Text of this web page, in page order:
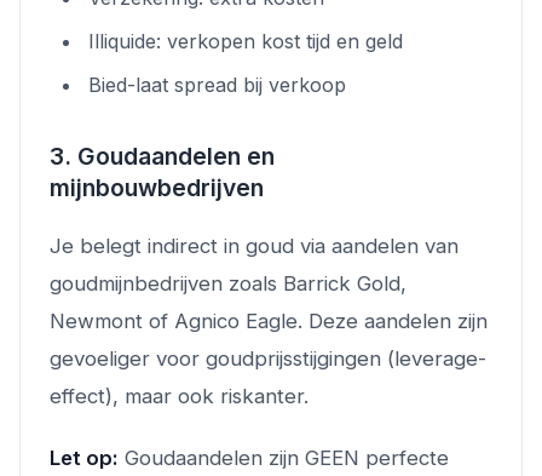
Illiquide: verkopen kost tijd en geld
Bied-laat spread bij verkoop
3. Goudaandelen en
mijnbouwbedrijven
Je belegt indirect in goud via aandelen van
goudmijnbedrijven zoals Barrick Gold,
Newmont of Agnico Eagle. Deze aandelen zijn
gevoeliger voor goudprijsstijgingen (leverage-
effect), maar ook riskanter.
Let op: Goudaandelen zijn GEEN perfecte